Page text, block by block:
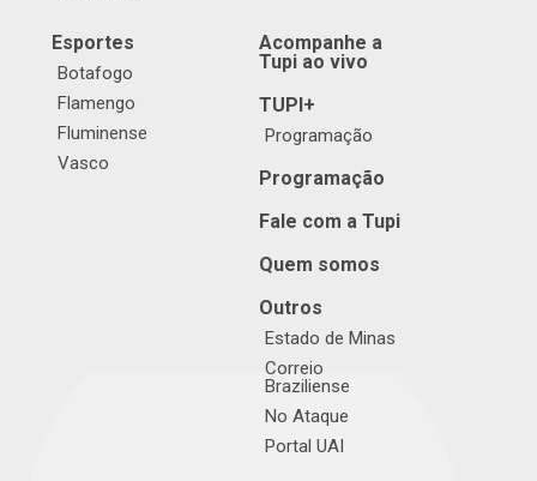
Esportes
Botafogo
Flamengo
Fluminense
Vasco
Acompanhe a
Tupi ao vivo
TUPI+
Programação
Programação
Fale com a Tupi
Quem somos
Outros
Estado de Minas
Correio
Braziliense
No Ataque
Portal UAI